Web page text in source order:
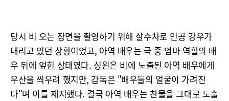
당시 비 오는 장면을 촬영하기 위해 살수차로 인공 강우가
내리고 있던 상황이었고, 아역 배우는 극 중 엄마 역할의 배
우 뒤에 엎힌 상태였다. 싱윈은 비에 노출된 아역 배우에게
우산을 씌우려 했지만, 감독은 "배우들의 얼굴이 가려진
다"며 이를 제지했다. 결국 아역 배우는 찬물을 그대로 노출